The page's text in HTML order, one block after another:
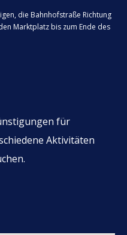
die Bahnhofstraße Richtung
Marktplatz bis zum Ende des
für
Aktivitäten